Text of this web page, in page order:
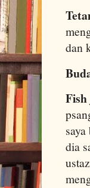
dan
Fish
dia